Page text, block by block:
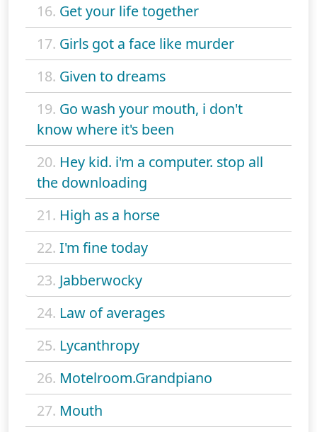
16. Get your life together
17. Girls got a face like murder
18. Given to dreams
19. Go wash your mouth, i don't
know where it's been
20. Hey kid. i'm a computer. stop all
the downloading
21. High as a horse
22. I'm fine today
23. Jabberwocky
24. Law of averages
25. Lycanthropy
26. Motelroom.Grandpiano
27. Mouth